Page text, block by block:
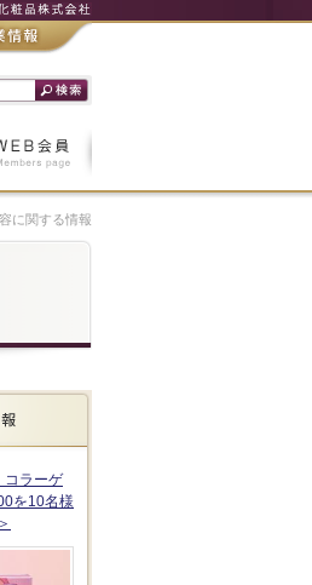
に関する情報
コラーゲ
を10名様